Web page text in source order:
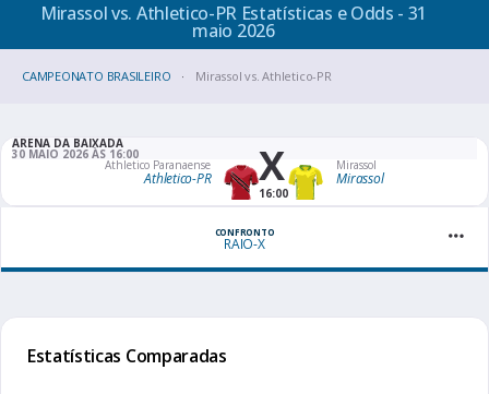
CONMEBOL LIBERTADORES
FUTEBOL NACIONAL
COMO APOSTAR
MAIS ESPORTES
Mirassol vs. Athletico-PR Estatísticas e Odds - 31
maio 2026
CAMPEONATO BRASILEIRO Mirassol vs. Athletico-PR
ARENA DA BAIXADA
30 MAIO 2026 ÀS 16:00
Athletico Paranaense
Athletico-PR
Mirassol
Mirassol
X
16:00
CONFRONTO
RAIO-X
Estatísticas Comparadas